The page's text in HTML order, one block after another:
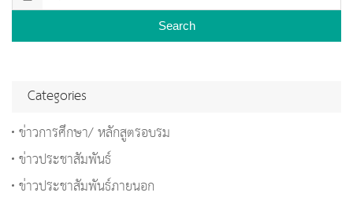
Search
Categories
ข่าวการศึกษา/ หลักสูตรอบรม
ข่าวประชาสัมพันธ์
ข่าวประชาสัมพันธ์ภายนอก